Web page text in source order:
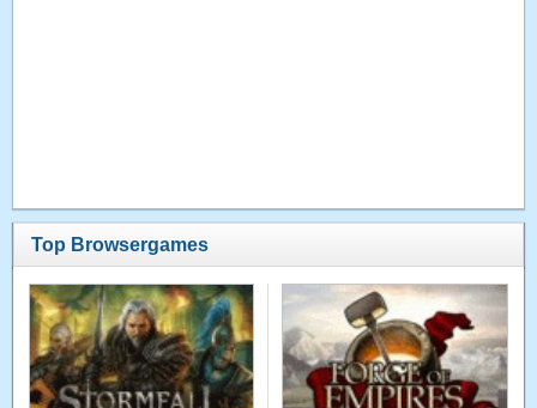
Top Browsergames